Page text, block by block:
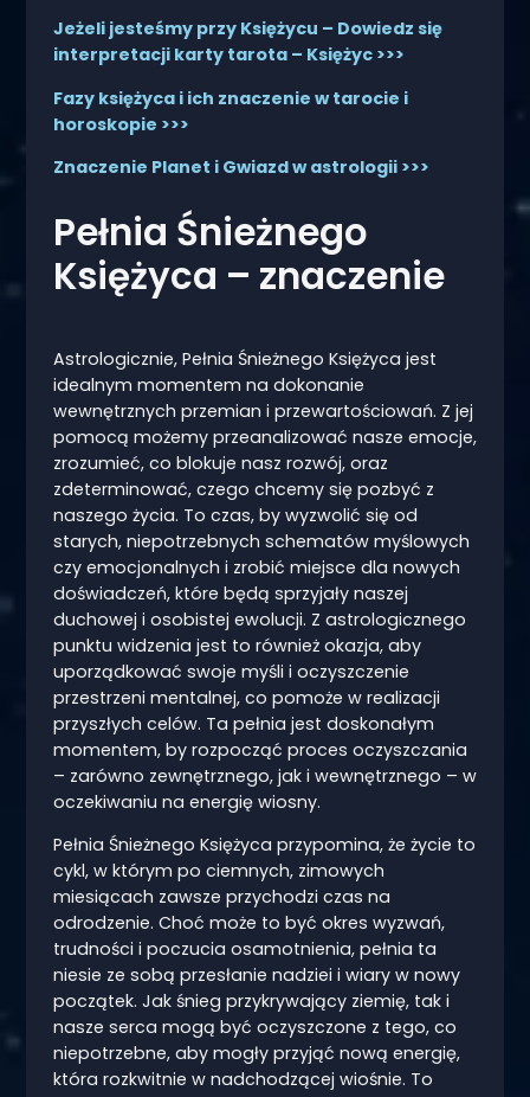
Jeżeli jesteśmy przy Księżycu – Dowiedz się
interpretacji karty tarota – Księżyc >>>
Fazy księżyca i ich znaczenie w tarocie i
horoskopie >>>
Znaczenie Planet i Gwiazd w astrologii >>>
Pełnia Śnieżnego
Księżyca – znaczenie
Astrologicznie, Pełnia Śnieżnego Księżyca jest
idealnym momentem na dokonanie
wewnętrznych przemian i przewartościowań. Z jej
pomocą możemy przeanalizować nasze emocje,
zrozumieć, co blokuje nasz rozwój, oraz
zdeterminować, czego chcemy się pozbyć z
naszego życia. To czas, by wyzwolić się od
starych, niepotrzebnych schematów myślowych
czy emocjonalnych i zrobić miejsce dla nowych
doświadczeń, które będą sprzyjały naszej
duchowej i osobistej ewolucji. Z astrologicznego
punktu widzenia jest to również okazja, aby
uporządkować swoje myśli i oczyszczenie
przestrzeni mentalnej, co pomoże w realizacji
przyszłych celów. Ta pełnia jest doskonałym
momentem, by rozpocząć proces oczyszczania
– zarówno zewnętrznego, jak i wewnętrznego – w
oczekiwaniu na energię wiosny.
Pełnia Śnieżnego Księżyca przypomina, że życie to
cykl, w którym po ciemnych, zimowych
miesiącach zawsze przychodzi czas na
odrodzenie. Choć może to być okres wyzwań,
trudności i poczucia osamotnienia, pełnia ta
niesie ze sobą przesłanie nadziei i wiary w nowy
początek. Jak śnieg przykrywający ziemię, tak i
nasze serca mogą być oczyszczone z tego, co
niepotrzebne, aby mogły przyjąć nową energię,
która rozkwitnie w nadchodzącej wiośnie. To